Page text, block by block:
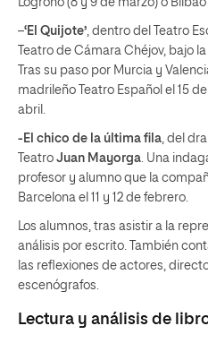
Logroño (8 y 9 de marzo) o Bilbao
–‘El Quijote’, dentro del Teatro
Teatro de Cámara Chéjov, bajo
Tras su paso por Murcia y
madrileño Teatro Español el 15
abril.
-El chico de la última fila, del
Teatro Juan Mayorga. Una
profesor y alumno que la
Barcelona el 11 y 12 de febrero.
Los alumnos, tras asistir a la
análisis por escrito. También
las reflexiones de actores,
escenógrafos.
Lectura y análisis de